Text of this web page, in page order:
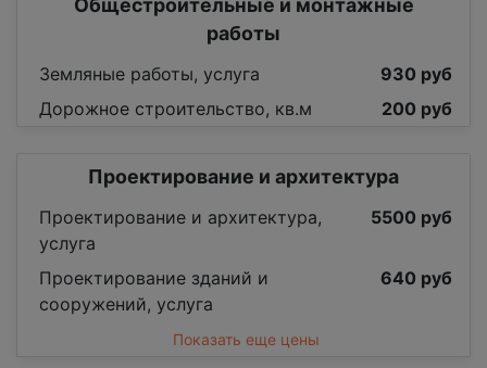
Общестроительные и монтажные
работы
Земляные работы, услуга
930 руб
Дорожное строительство, кв.м
200 руб
Проектирование и архитектура
Проектирование и архитектура,
услуга
5500 руб
Проектирование зданий и
сооружений, услуга
640 руб
Показать еще цены